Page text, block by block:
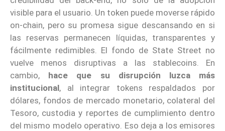
visible para el usuario. Un token puede moverse rápido
on-chain, pero su promesa sigue descansando en si
las reservas permanecen líquidas, transparentes y
fácilmente redimibles. El fondo de State Street no
vuelve menos disruptivas a las stablecoins. En
cambio, hace que su disrupción luzca más
institucional, al integrar tokens respaldados por
dólares, fondos de mercado monetario, colateral del
Tesoro, custodia y reportes de cumplimiento dentro
del mismo modelo operativo. Eso deja a los emisores